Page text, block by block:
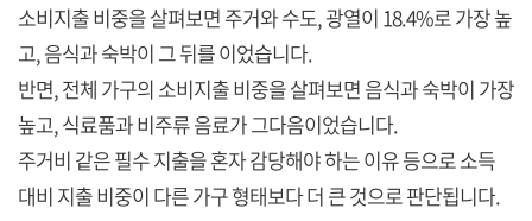
소비지출 비중을 살펴보면 주거와 수도, 광열이 18.4%로 가장 높
고, 음식과 숙박이 그 뒤를 이었습니다.
반면, 전체 가구의 소비지출 비중을 살펴보면 음식과 숙박이 가장
높고, 식료품과 비주류 음료가 그다음이었습니다.
주거비 같은 필수 지출을 혼자 감당해야 하는 이유 등으로 소득
대비 지출 비중이 다른 가구 형태보다 더 큰 것으로 판단됩니다.